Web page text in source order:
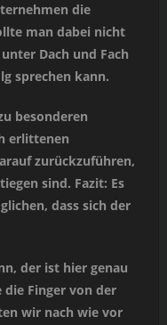
die
man dabei nicht
Dach und Fach
sprechen kann.
besonderen
erlittenen
zurückzuführen,
sind. Fazit: Es
dass sich der
der ist hier genau
die Finger von der
wir nach wie vor